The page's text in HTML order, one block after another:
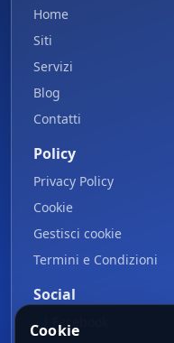
Home
Siti
Servizi
Blog
Contatti
Policy
Privacy Policy
Cookie
Gestisci cookie
Termini e Condizioni
Social
📘
Facebook
Cookie